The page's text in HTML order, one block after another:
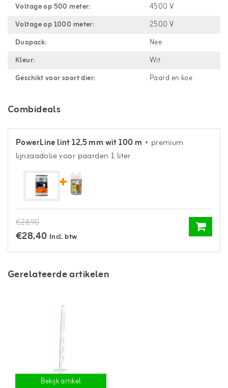
Voltage op 500 meter:
4500 V
Voltage op 1000 meter:
2500 V
Duopack:
Nee
Kleur:
Wit
Geschikt voor soort dier:
Paard en koe
Combideals
PowerLine lint 12,5 mm wit 100 m + premium
lijnzaadolie voor paarden 1 liter
€28,90
€28,40 Incl. btw
Gerelateerde artikelen
Bekijk artikel